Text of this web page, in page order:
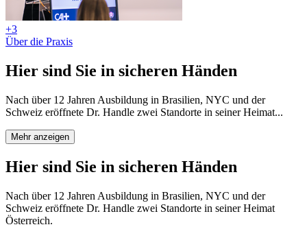
+3
Über die Praxis
Hier sind Sie in sicheren Händen
Nach über 12 Jahren Ausbildung in Brasilien, NYC und der
Schweiz eröffnete Dr. Handle zwei Standorte in seiner Heimat...
Mehr anzeigen
Hier sind Sie in sicheren Händen
Nach über 12 Jahren Ausbildung in Brasilien, NYC und der
Schweiz eröffnete Dr. Handle zwei Standorte in seiner Heimat
Österreich.